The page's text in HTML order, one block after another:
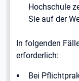
Hochschule
Sie auf der
In folgenden
erforderlich:
Bei